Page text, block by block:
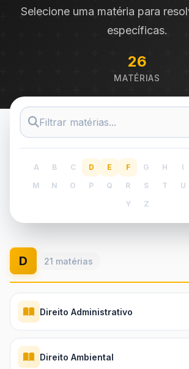
Selecione uma matéria para
específicas.
26
MATÉRIAS
A B C D E F G H I
M
N O P Q R S T U
Y
Z
D 21 matérias
Direito Administrativo
Direito Ambiental